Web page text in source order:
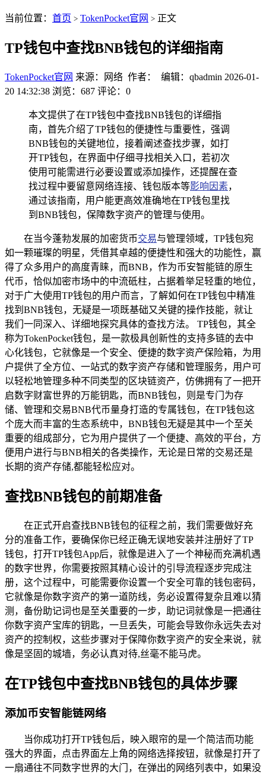
当前位置： 首页 > TokenPocket官网 > 正文
TP钱包中查找BNB钱包的详细指南
TokenPocket官网 来源：网络 作者： 编辑：qbadmin 2026-01-
20 14:32:38 浏览：687 评论：0
本文提供了在TP钱包中查找BNB钱包的详细指
南，首先介绍了TP钱包的便捷性与重要性，强调
BNB钱包的关键地位，接着阐述查找步骤，如打
开TP钱包，在界面中仔细寻找相关入口，若初次
使用可能需进行必要设置或添加操作，还提醒在查
找过程中要留意网络连接、钱包版本等影响因素，
通过该指南，用户能更高效准确地在TP钱包里找
到BNB钱包，保障数字资产的管理与使用。
在当今蓬勃发展的加密货币交易与管理领域，TP钱包宛
如一颗璀璨的明星，凭借其卓越的便捷性和强大的功能性，赢
得了众多用户的高度青睐，而BNB，作为币安智能链的原生
代币，恰似加密市场中的中流砥柱，占据着举足轻重的地位，
对于广大使用TP钱包的用户而言，了解如何在TP钱包中精准
找到BNB钱包，无疑是一项既基础又关键的操作技能，就让
我们一同深入、详细地探究具体的查找方法。 TP钱包，其全
称为TokenPocket钱包，是一款极具创新性的支持多链的去中
心化钱包，它就像是一个安全、便捷的数字资产保险箱，为用
户提供了全方位、一站式的数字资产存储和管理服务，用户可
以轻松地管理多种不同类型的区块链资产，仿佛拥有了一把开
启数字财富世界的万能钥匙，而BNB钱包，则是专门为存
储、管理和交易BNB代币量身打造的专属钱包，在TP钱包这
个庞大而丰富的生态系统中，BNB钱包无疑是其中一个至关
重要的组成部分，它为用户提供了一个便捷、高效的平台，方
便用户进行与BNB相关的各类操作，无论是日常的交易还是
长期的资产存储,都能轻松应对。
查找BNB钱包的前期准备
在正式开启查找BNB钱包的征程之前，我们需要做好充
分的准备工作，要确保你已经正确无误地安装并注册好了TP
钱包，打开TP钱包App后，就像是进入了一个神秘而充满机遇
的数字世界，你需要按照其精心设计的引导流程逐步完成注
册，这个过程中，可能需要你设置一个安全可靠的钱包密码，
它就像是你数字资产的第一道防线，务必设置得复杂且难以猜
测，备份助记词也是至关重要的一步，助记词就像是一把通往
你数字资产宝库的钥匙，一旦丢失，可能会导致你永远失去对
资产的控制权，这些步骤对于保障你数字资产的安全来说，就
像是坚固的城墙，务必认真对待,丝毫不能马虎。
在TP钱包中查找BNB钱包的具体步骤
添加币安智能链网络
当你成功打开TP钱包后，映入眼帘的是一个简洁而功能
强大的界面，点击界面左上角的网络选择按钮，就像是打开了
一扇通往不同数字世界的大门，在弹出的网络列表中，如果没